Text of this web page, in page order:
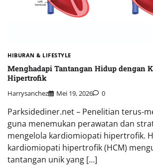
HIBURAN & LIFESTYLE
Menghadapi Tantangan Hidup dengan
Hipertrofik
Harrysanchez Mei 19, 2026 0
Parksidediner.net – Penelitian terus-
guna menemukan perawatan dan
mengelola kardiomiopati hipertrofik.
kardiomiopati hipertrofik (HCM)
tantangan unik yang […]